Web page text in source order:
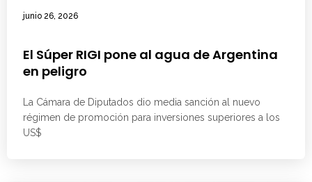
junio 26, 2026
El Súper RIGI pone al agua de Argentina
en peligro
La Cámara de Diputados dio media sanción al nuevo
régimen de promoción para inversiones superiores a los
US$